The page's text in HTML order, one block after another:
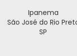
Ipanema
São José do Rio
SP